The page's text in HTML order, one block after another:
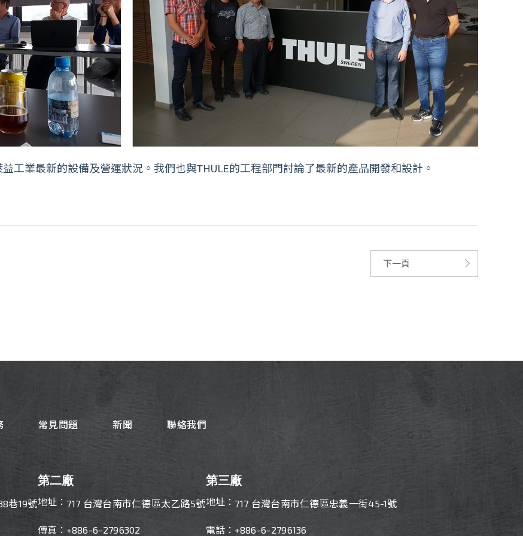
工業最新的設備及營運狀況。我們也與THULE的工程部門討論了最新的產品開發和設計。
下一頁
常見問題 新聞 聯絡我們
巷19號
第二廠
地址： 717 台灣台南市仁德區太乙路5號
傳真： +886-6-2796302
第三廠
地址： 717 台灣台南市仁德區忠義一街45-1號
電話： +886-6-2796136